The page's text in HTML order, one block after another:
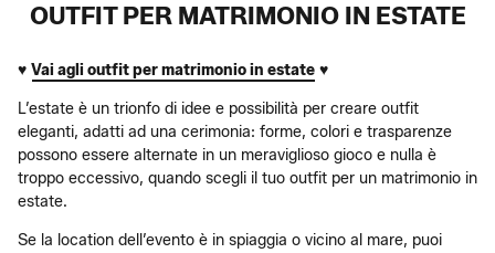
OUTFIT PER MATRIMONIO IN ESTATE
♥ Vai agli outfit per matrimonio in estate ♥
L’estate è un trionfo di idee e possibilità per creare outfit
eleganti, adatti ad una cerimonia: forme, colori e trasparenze
possono essere alternate in un meraviglioso gioco e nulla è
troppo eccessivo, quando scegli il tuo outfit per un matrimonio in
estate.
Se la location dell’evento è in spiaggia o vicino al mare, puoi